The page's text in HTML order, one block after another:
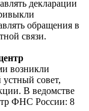
декларации
обращения в
связи.
возникли
устный совет,
В ведомстве
ФНС России: 8